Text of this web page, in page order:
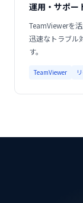
運用・サポー
TeamViewerを
迅速なトラブル
す。
TeamViewer